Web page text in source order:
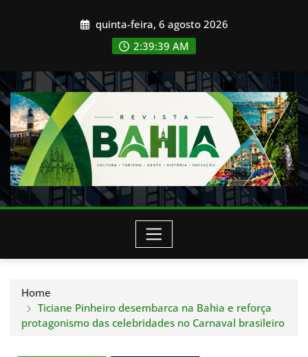
quinta-feira, 6 agosto 2026
2:39:42 AM
Home
Ticiane Pinheiro desembarca na Bahia e reforça
protagonismo das celebridades no Carnaval brasileiro